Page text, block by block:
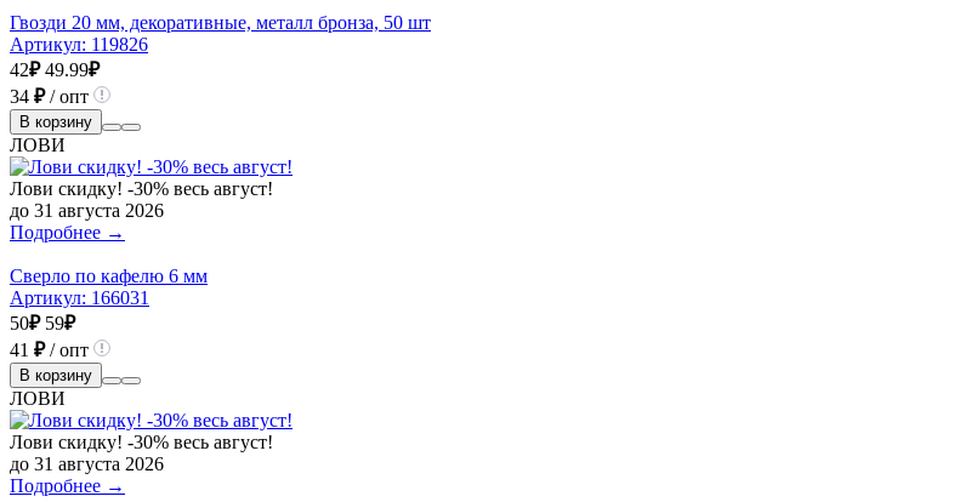
Гвозди 20 мм, декоративные, металл бронза, 50 шт
Артикул: 119826
42₽ 49.99₽
34 ₽/ опт
В корзину
ЛОВИ
Лови скидку! -30% весь август!
до 31 августа 2026
Подробнее →
Сверло по кафелю 6 мм
Артикул: 166031
50₽ 59₽
41 ₽/ опт
В корзину
ЛОВИ
Лови скидку! -30% весь август!
до 31 августа 2026
Подробнее →